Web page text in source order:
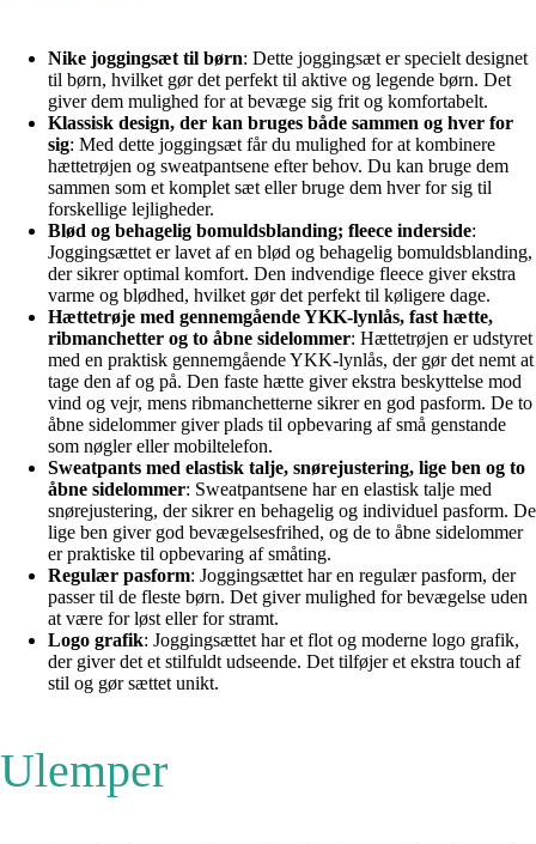
Nike joggingsæt til børn: Dette joggingsæt er specielt designet
til børn, hvilket gør det perfekt til aktive og legende børn. Det
giver dem mulighed for at bevæge sig frit og komfortabelt.
Klassisk design, der kan bruges både sammen og hver for
sig: Med dette joggingsæt får du mulighed for at kombinere
hættetrøjen og sweatpantsene efter behov. Du kan bruge dem
sammen som et komplet sæt eller bruge dem hver for sig til
forskellige lejligheder.
Blød og behagelig bomuldsblanding; fleece inderside:
Joggingsættet er lavet af en blød og behagelig bomuldsblanding,
der sikrer optimal komfort. Den indvendige fleece giver ekstra
varme og blødhed, hvilket gør det perfekt til køligere dage.
Hættetrøje med gennemgående YKK-lynlås, fast hætte,
ribmanchetter og to åbne sidelommer: Hættetrøjen er udstyret
med en praktisk gennemgående YKK-lynlås, der gør det nemt at
tage den af og på. Den faste hætte giver ekstra beskyttelse mod
vind og vejr, mens ribmanchetterne sikrer en god pasform. De to
åbne sidelommer giver plads til opbevaring af små genstande
som nøgler eller mobiltelefon.
Sweatpants med elastisk talje, snørejustering, lige ben og to
åbne sidelommer: Sweatpantsene har en elastisk talje med
snørejustering, der sikrer en behagelig og individuel pasform. De
lige ben giver god bevægelsesfrihed, og de to åbne sidelommer
er praktiske til opbevaring af småting.
Regulær pasform: Joggingsættet har en regulær pasform, der
passer til de fleste børn. Det giver mulighed for bevægelse uden
at være for løst eller for stramt.
Logo grafik: Joggingsættet har et flot og moderne logo grafik,
der giver det et stilfuldt udseende. Det tilføjer et ekstra touch af
stil og gør sættet unikt.
Ulemper